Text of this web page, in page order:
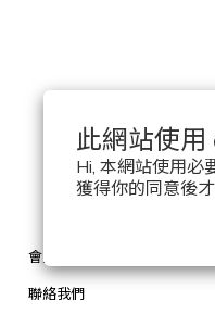
此網站使用
Hi, 本網站使用必
獲得你的同意後
會員登入
聯絡我們